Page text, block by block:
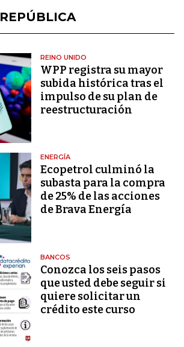
REINO UNIDO
WPP registra su mayor
subida histórica tras el
impulso de su plan de
reestructuración
ENERGÍA
Ecopetrol culminó la
subasta para la compra
de 25% de las acciones
de Brava Energía
BANCOS
Conozca los seis pasos
que usted debe seguir si
quiere solicitar un
crédito este curso